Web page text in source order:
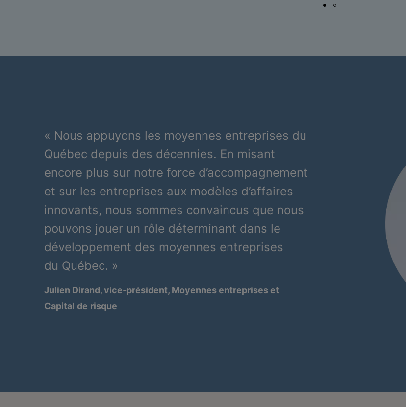
« Nous appuyons les moyennes entreprises du
Québec depuis des décennies. En misant
encore plus sur notre force d’accompagnement
et sur les entreprises aux modèles d’affaires
innovants, nous sommes convaincus que nous
pouvons jouer un rôle déterminant dans le
développement des moyennes entreprises
du Québec. »
Julien Dirand, vice-président, Moyennes entreprises et
Capital de risque